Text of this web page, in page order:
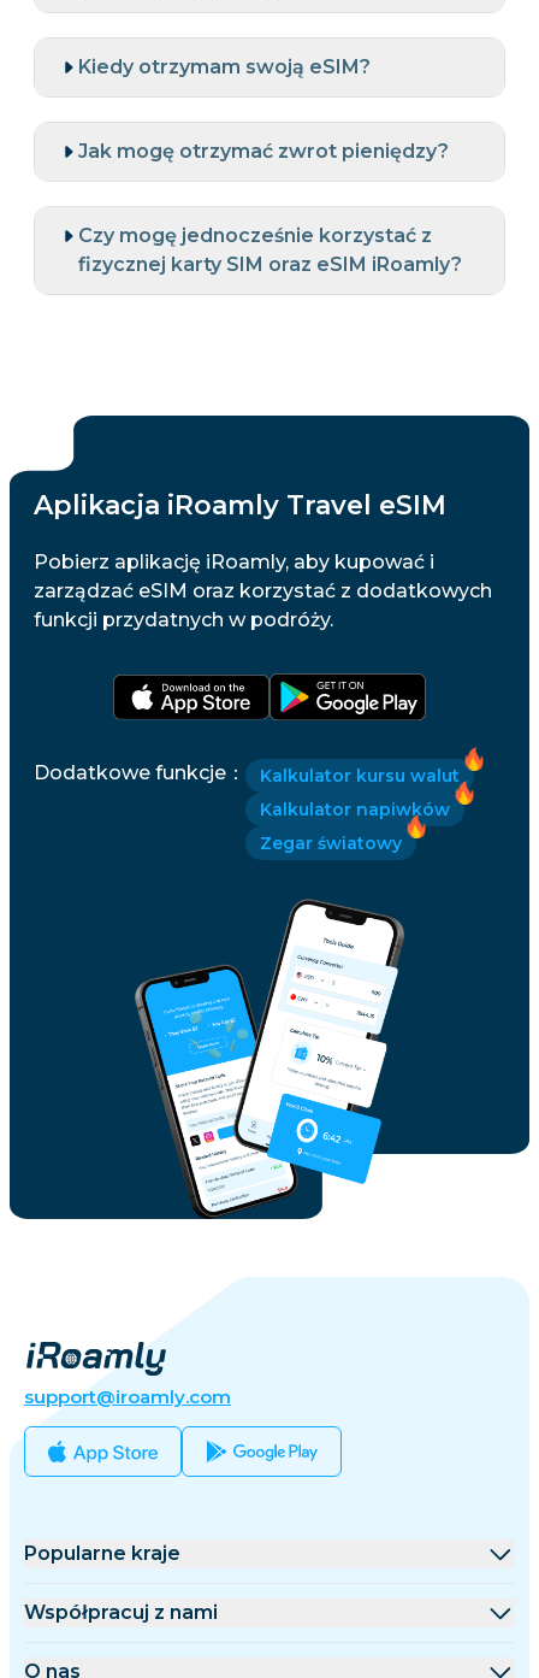
Kiedy otrzymam swoją eSIM?
Jak mogę otrzymać zwrot pieniędzy?
Czy mogę jednocześnie korzystać z
fizycznej karty SIM oraz eSIM iRoamly?
Aplikacja iRoamly Travel eSIM
Pobierz aplikację iRoamly, aby kupować i
zarządzać eSIM oraz korzystać z dodatkowych
funkcji przydatnych w podróży.
Dodatkowe funkcje ：
Kalkulator kursu walut
Kalkulator napiwków
Zegar światowy
support@iroamly.com
Popularne kraje
Stany Zjednoczone
Współpracuj z nami
Platforma hurtowa
O nas